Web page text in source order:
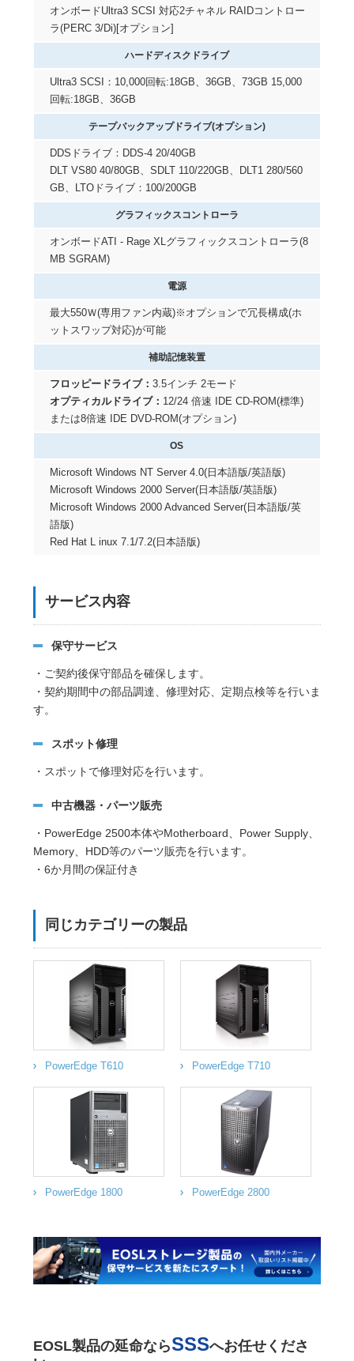
オンボードUltra3 SCSI 対応2チャネル RAIDコントロー
ラ(PERC 3/Di)[オプション]
ハードディスクドライブ
Ultra3 SCSI：10,000回転:18GB、36GB、73GB 15,000
回転:18GB、36GB
テープバックアップドライブ(オプション)
DDSドライブ：DDS-4 20/40GB
DLT VS80 40/80GB、SDLT 110/220GB、DLT1 280/560
GB、LTOドライブ：100/200GB
グラフィックスコントローラ
オンボードATI - Rage XLグラフィックスコントローラ(8
MB SGRAM)
電源
最大550Ｗ(専用ファン内蔵)※オプションで冗長構成(ホ
ットスワップ対応)が可能
補助記憶装置
フロッピードライブ： 3.5インチ 2モード
オプティカルドライブ： 12/24 倍速 IDE CD-ROM(標準)
または8倍速 IDE DVD-ROM(オプション)
OS
Microsoft Windows NT Server 4.0(日本語版/英語版)
Microsoft Windows 2000 Server(日本語版/英語版)
Microsoft Windows 2000 Advanced Server(日本語版/英
語版)
Red Hat L inux 7.1/7.2(日本語版)
サービス内容
保守サービス
・ご契約後保守部品を確保します。
・契約期間中の部品調達、修理対応、定期点検等を行いま
す。
スポット修理
・スポットで修理対応を行います。
中古機器・パーツ販売
・PowerEdge 2500本体やMotherboard、Power Supply、
Memory、HDD等のパーツ販売を行います。
・6か月間の保証付き
同じカテゴリーの製品
PowerEdge T610 PowerEdge T710
PowerEdge 1800 PowerEdge 2800
EOSL製品の延命ならSSSへお任せくださ